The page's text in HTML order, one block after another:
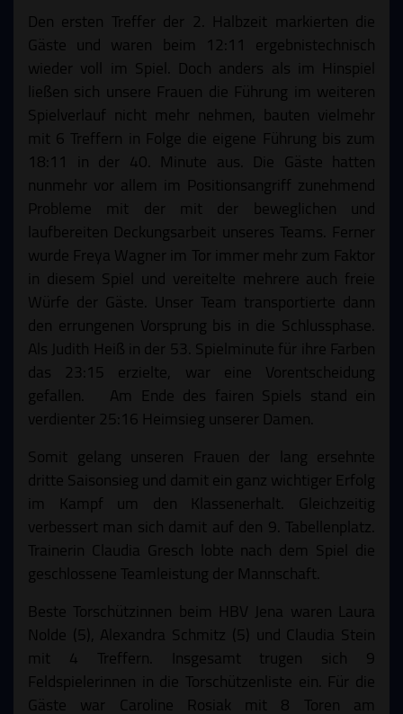
Den ersten Treffer der 2. Halbzeit markierten die
Gäste und waren beim 12:11 ergebnistechnisch
wieder voll im Spiel. Doch anders als im Hinspiel
ließen sich unsere Frauen die Führung im weiteren
Spielverlauf nicht mehr nehmen, bauten vielmehr
mit 6 Treffern in Folge die eigene Führung bis zum
18:11 in der 40. Minute aus. Die Gäste hatten
nunmehr vor allem im Positionsangriff zunehmend
Probleme mit der mit der beweglichen und
laufbereiten Deckungsarbeit unseres Teams. Ferner
wurde Freya Wagner im Tor immer mehr zum Faktor
in diesem Spiel und vereitelte mehrere auch freie
Würfe der Gäste. Unser Team transportierte dann
den errungenen Vorsprung bis in die Schlussphase.
Als Judith Heiß in der 53. Spielminute für ihre Farben
das 23:15 erzielte, war eine Vorentscheidung
gefallen. Am Ende des fairen Spiels stand ein
verdienter 25:16 Heimsieg unserer Damen.
Somit gelang unseren Frauen der lang ersehnte
dritte Saisonsieg und damit ein ganz wichtiger Erfolg
im Kampf um den Klassenerhalt. Gleichzeitig
verbessert man sich damit auf den 9. Tabellenplatz.
Trainerin Claudia Gresch lobte nach dem Spiel die
geschlossene Teamleistung der Mannschaft.
Beste Torschützinnen beim HBV Jena waren Laura
Nolde (5), Alexandra Schmitz (5) und Claudia Stein
mit 4 Treffern. Insgesamt trugen sich 9
Feldspielerinnen in die Torschützenliste ein. Für die
Gäste war Caroline Rosiak mit 8 Toren am